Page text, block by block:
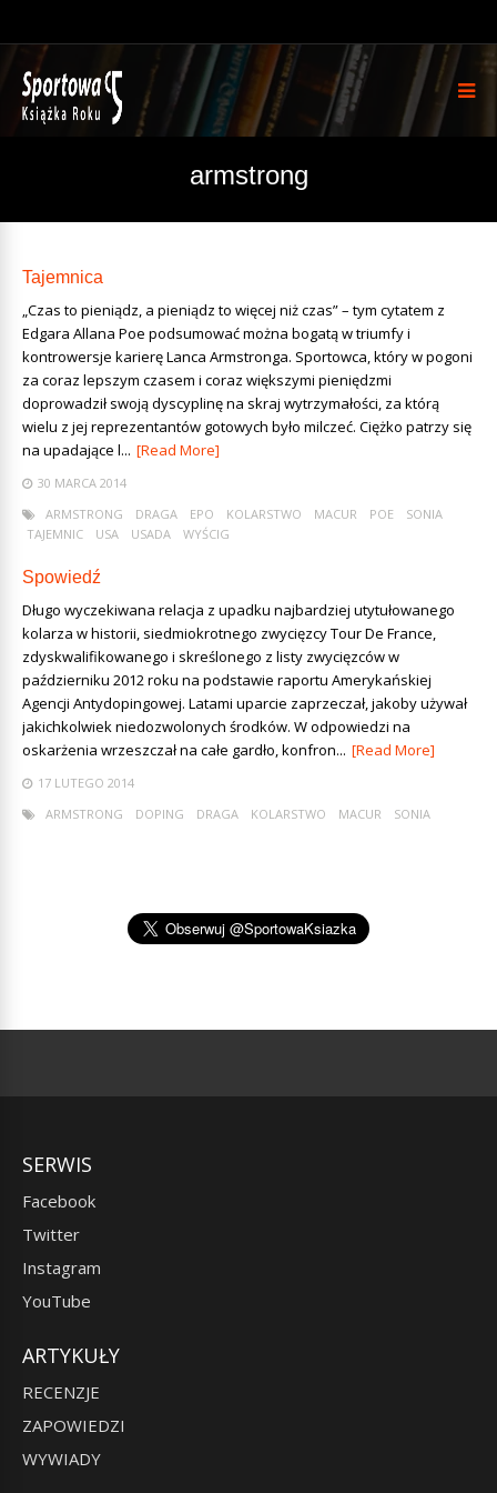
armstrong
Tajemnica
„Czas to pieniądz, a pieniądz to więcej niż czas” – tym cytatem z
Edgara Allana Poe podsumować można bogatą w triumfy i
kontrowersje karierę Lanca Armstronga. Sportowca, który w pogoni
za coraz lepszym czasem i coraz większymi pieniędzmi
doprowadził swoją dyscyplinę na skraj wytrzymałości, za którą
wielu z jej reprezentantów gotowych było milczeć. Ciężko patrzy się
na upadające l... [Read More]
30 MARCA 2014
ARMSTRONG
DRAGA EPO KOLARSTWO MACUR POE
SONIA
TAJEMNIC
USA USADA WYŚCIG
Spowiedź
Długo wyczekiwana relacja z upadku najbardziej utytułowanego
kolarza w historii, siedmiokrotnego zwycięzcy Tour De France,
zdyskwalifikowanego i skreślonego z listy zwycięzców w
październiku 2012 roku na podstawie raportu Amerykańskiej
Agencji Antydopingowej. Latami uparcie zaprzeczał, jakoby używał
jakichkolwiek niedozwolonych środków. W odpowiedzi na
oskarżenia wrzeszczał na całe gardło, konfron... [Read More]
17 LUTEGO 2014
ARMSTRONG
DOPING DRAGA KOLARSTWO MACUR SONIA
SERWIS
Facebook
Twitter
Instagram
YouTube
ARTYKUŁY
RECENZJE
ZAPOWIEDZI
WYWIADY